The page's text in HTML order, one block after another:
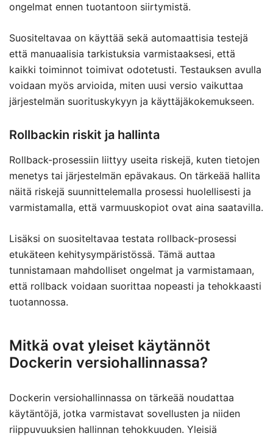
ongelmat ennen tuotantoon siirtymistä.
Suositeltavaa on käyttää sekä automaattisia testejä
että manuaalisia tarkistuksia varmistaaksesi, että
kaikki toiminnot toimivat odotetusti. Testauksen avulla
voidaan myös arvioida, miten uusi versio vaikuttaa
järjestelmän suorituskykyyn ja käyttäjäkokemukseen.
Rollbackin riskit ja hallinta
Rollback-prosessiin liittyy useita riskejä, kuten tietojen
menetys tai järjestelmän epävakaus. On tärkeää hallita
näitä riskejä suunnittelemalla prosessi huolellisesti ja
varmistamalla, että varmuuskopiot ovat aina saatavilla.
Lisäksi on suositeltavaa testata rollback-prosessi
etukäteen kehitysympäristössä. Tämä auttaa
tunnistamaan mahdolliset ongelmat ja varmistamaan,
että rollback voidaan suorittaa nopeasti ja tehokkaasti
tuotannossa.
Mitkä ovat yleiset käytännöt
Dockerin versiohallinnassa?
Dockerin versiohallinnassa on tärkeää noudattaa
käytäntöjä, jotka varmistavat sovellusten ja niiden
riippuvuuksien hallinnan tehokkuuden. Yleisiä